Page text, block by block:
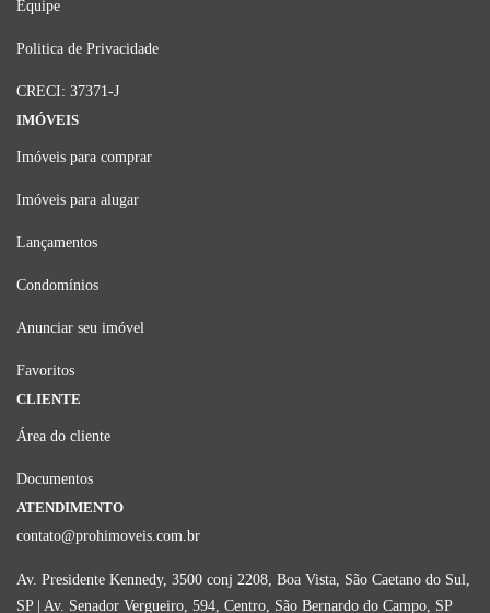
Equipe
Politica de Privacidade
CRECI: 37371-J
IMÓVEIS
Imóveis para comprar
Imóveis para alugar
Lançamentos
Condomínios
Anunciar seu imóvel
Favoritos
CLIENTE
Área do cliente
Documentos
ATENDIMENTO
contato@prohimoveis.com.br
Av. Presidente Kennedy, 3500 conj 2208, Boa Vista, São Caetano do Sul,
SP | Av. Senador Vergueiro, 594, Centro, São Bernardo do Campo, SP